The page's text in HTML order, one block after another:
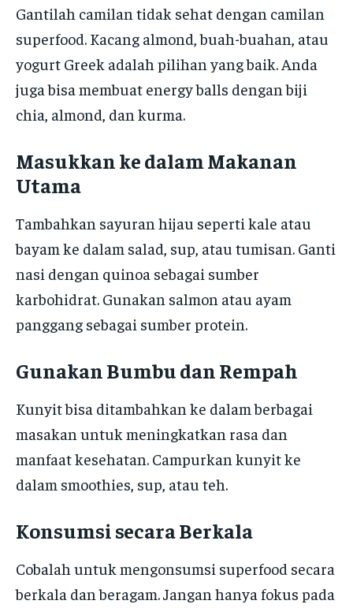
Gantilah camilan tidak sehat dengan camilan
superfood. Kacang almond, buah-buahan, atau
yogurt Greek adalah pilihan yang baik. Anda
juga bisa membuat energy balls dengan biji
chia, almond, dan kurma.
Masukkan ke dalam Makanan
Utama
Tambahkan sayuran hijau seperti kale atau
bayam ke dalam salad, sup, atau tumisan. Ganti
nasi dengan quinoa sebagai sumber
karbohidrat. Gunakan salmon atau ayam
panggang sebagai sumber protein.
Gunakan Bumbu dan Rempah
Kunyit bisa ditambahkan ke dalam berbagai
masakan untuk meningkatkan rasa dan
manfaat kesehatan. Campurkan kunyit ke
dalam smoothies, sup, atau teh.
Konsumsi secara Berkala
Cobalah untuk mengonsumsi superfood secara
berkala dan beragam. Jangan hanya fokus pada